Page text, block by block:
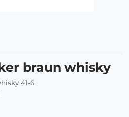
braun whisky
41-6